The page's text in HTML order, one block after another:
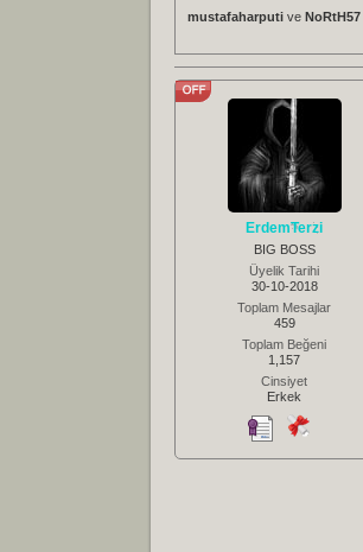
mustafaharputi ve NoRtH57
ErdemTerzi
BIG BOSS
Üyelik Tarihi
30-10-2018
Toplam Mesajlar
459
Toplam Beğeni
1,157
Cinsiyet
Erkek